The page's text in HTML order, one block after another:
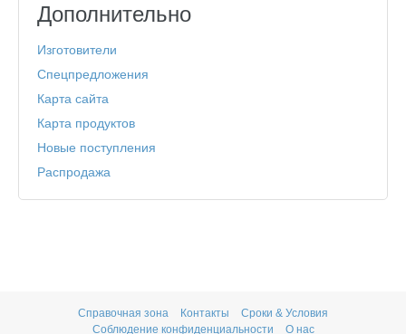
Дополнительно
Изготовители
Спецпредложения
Карта сайта
Карта продуктов
Новые поступления
Распродажа
Справочная зона Контакты
Сроки & Условия
Соблюдение конфиденциальности
О нас